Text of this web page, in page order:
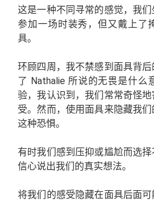
这是一种不同寻常的感觉，我
参加一场时装秀，但又戴上了
具。
环顾四周，我不禁感到面具背
了 Nathalie 所说的无畏是什么
验，我认识到，我们常常奇怪
受。然而，使用面具来隐藏我
这种恐惧。
有时我们感到压抑或尴尬而选
信心说出我们的真实想法。
将我们的感受隐藏在面具后面